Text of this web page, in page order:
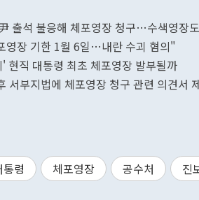
출석 불응해 체포영장 청구…수색영장
영장 기한 1월 6일…내란 수괴 혐의"
현직 대통령 최초 체포영장 발부될까
서부지법에 체포영장 청구 관련 의견서
통령 체포영장 공수처 진